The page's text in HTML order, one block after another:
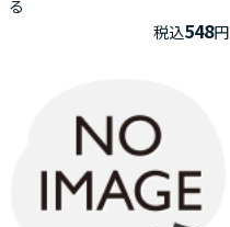
る
税込548円